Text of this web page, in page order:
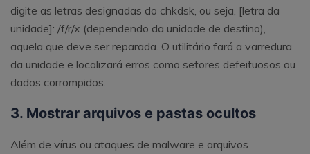
digite as letras designadas do chkdsk, ou seja, [letra da
unidade]: /f/r/x (dependendo da unidade de destino),
aquela que deve ser reparada. O utilitário fará a varredura
da unidade e localizará erros como setores defeituosos ou
dados corrompidos.
3. Mostrar arquivos e pastas ocultos
Além de vírus ou ataques de malware e arquivos